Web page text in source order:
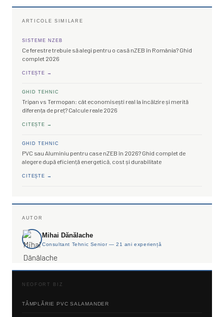
ARTICOLE SIMILARE
SISTEME NZEB
Ce ferestre trebuie să alegi pentru o casă nZEB în România? Ghid
complet 2026
CITEȘTE →
GHID TEHNIC
Tripan vs Termopan: cât economisești real la încălzire și merită
diferența de preț? Calcule reale 2026
CITEȘTE →
GHID TEHNIC
PVC sau Aluminiu pentru case nZEB în 2026? Ghid complet de
alegere după eficiență energetică, cost și durabilitate
CITEȘTE →
AUTOR
Mihai Dănălache
Consultant Tehnic Senior — 21 ani experiență
NEOFORT BIZ
TÂMPLĂRIE PVC SALAMANDER